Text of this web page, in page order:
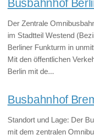
Busbahnhof
Der Zentrale
im Stadtteil Westend
Berliner Funkturm in
Mit den öffentlichen
Berlin mit de...
Busbahnhof
Standort und Lage: Der
mit dem zentralen